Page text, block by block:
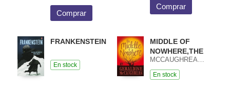
Comprar
Comprar
FRANKENSTEIN
En stock
MIDDLE OF
NOWHERE,THE
MCCAUGHREAN,GERALDINE
En stock